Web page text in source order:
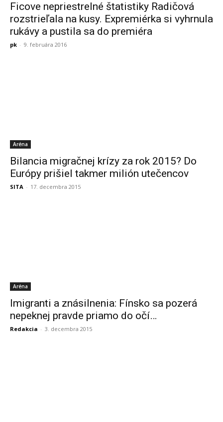
Ficove nepriestrelné štatistiky Radičová
rozstrieľala na kusy. Expremiérka si vyhrnula
rukávy a pustila sa do premiéra
pk - 9. februára 2016
Aréna
Bilancia migračnej krízy za rok 2015? Do
Európy prišiel takmer milión utečencov
SITA - 17. decembra 2015
Aréna
Imigranti a znásilnenia: Fínsko sa pozerá
nepeknej pravde priamo do očí…
Redakcia - 3. decembra 2015